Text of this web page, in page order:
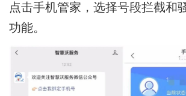
点击手机管家，选择号段拦截和
功能。